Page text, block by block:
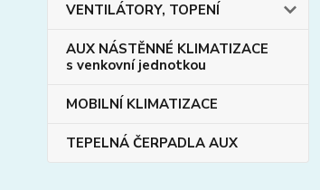
VENTILÁTORY, TOPENÍ
AUX NÁSTĚNNÉ KLIMATIZACE
s venkovní jednotkou
MOBILNÍ KLIMATIZACE
TEPELNÁ ČERPADLA AUX